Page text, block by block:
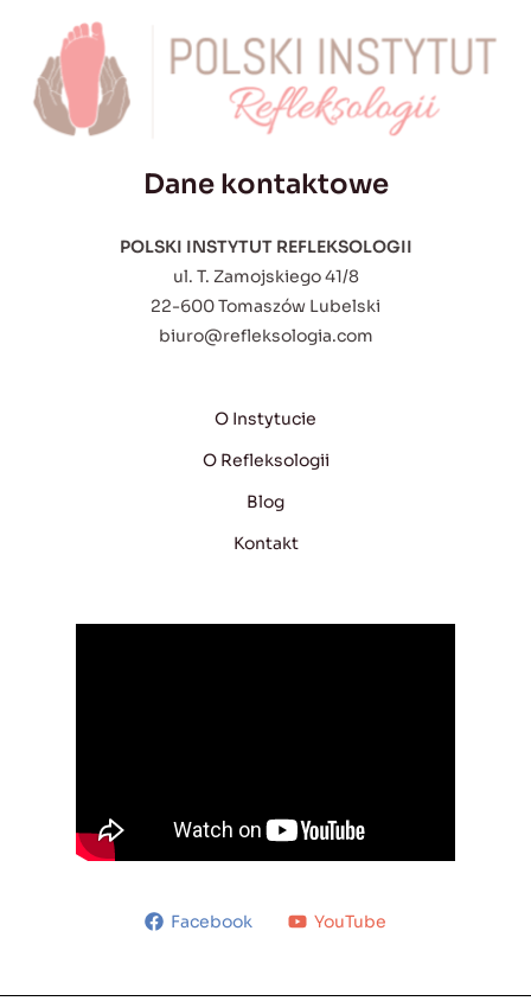
Dane kontaktowe
POLSKI INSTYTUT REFLEKSOLOGII
ul. T. Zamojskiego 41/8
22-600 Tomaszów Lubelski
biuro@refleksologia.com
O Instytucie
O Refleksologii
Blog
Kontakt
Facebook YouTube